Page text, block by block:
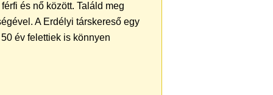
és nő között. Találd meg
A Erdélyi társkereső egy
év felettiek is könnyen